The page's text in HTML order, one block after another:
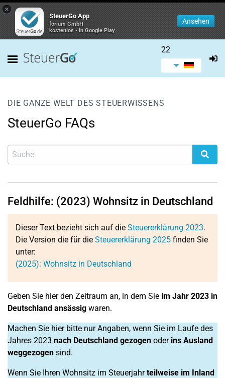
×
SteuerGo App
forium GmbH
kostenlos - In Google Play
Ansehen
22
DIE GANZE WELT DES STEUERWISSENS
SteuerGo FAQs
Feldhilfe: (2023) Wohnsitz in Deutschland
Dieser Text bezieht sich auf die Steuererklärung 2023.
Die Version die für die Steuererklärung 2025 finden Sie
unter:
(2025): Wohnsitz in Deutschland
Geben Sie hier den Zeitraum an, in dem Sie im Jahr 2023 in
Deutschland ansässig waren.
Machen Sie hier bitte nur Angaben, wenn Sie im Laufe des
Jahres 2023 nach Deutschland gezogen oderins Ausland
weggezogen sind.
Wenn Sie Ihren Wohnsitz im Steuerjahrteilweise im Inland